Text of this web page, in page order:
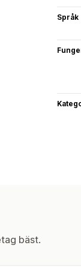
Språk
bäst.